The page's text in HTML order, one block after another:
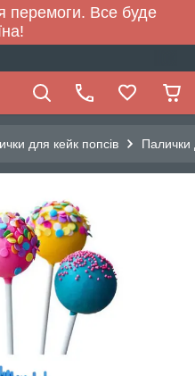
перемоги. Все буде
для кейк попсів Палички